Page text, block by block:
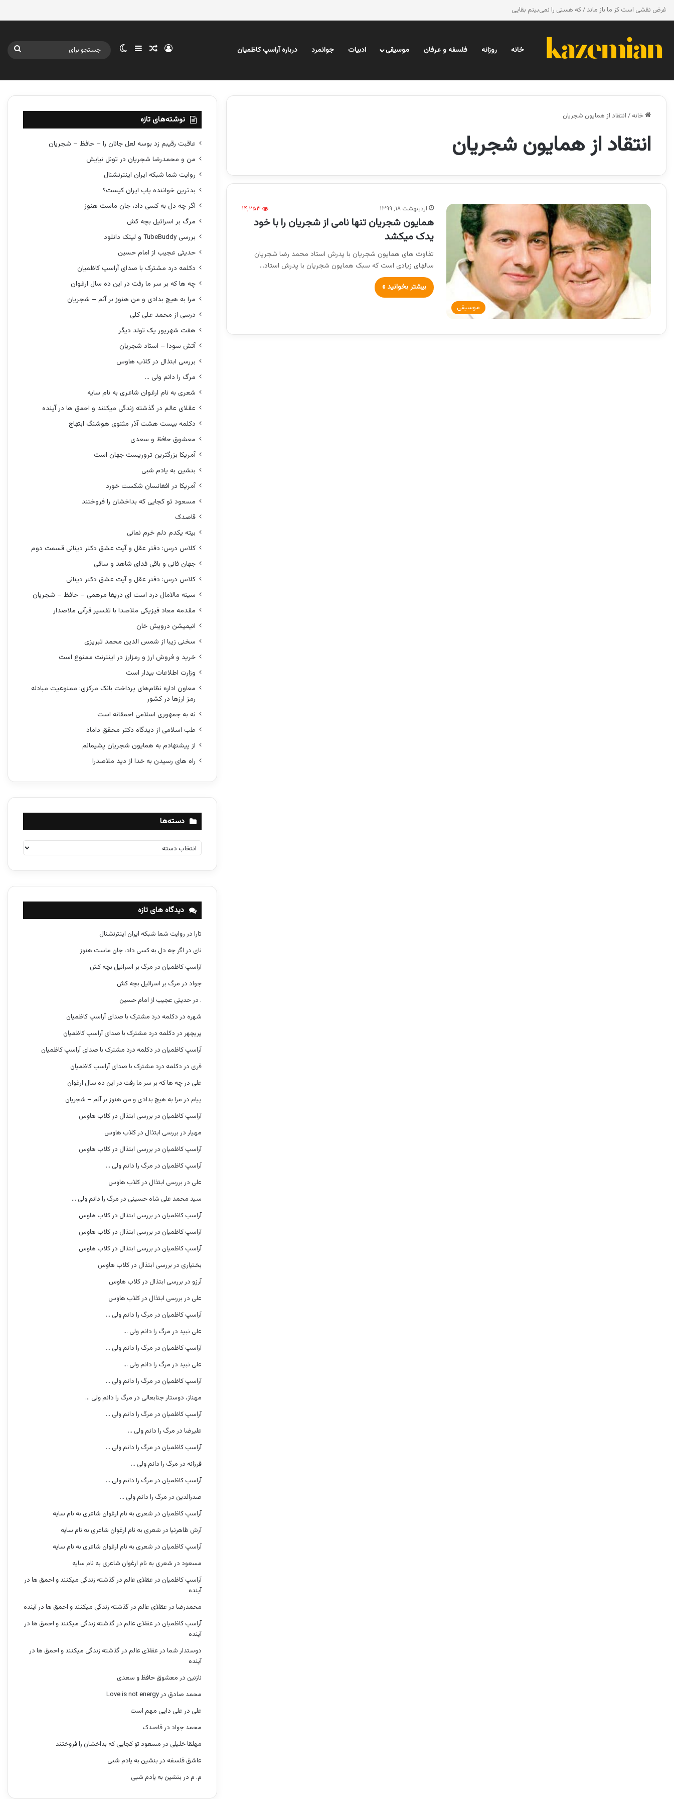
غرض نقشی است کز ما باز ماند / که هستی را نمی‌بینم بقایی
خانه روزانه فلسفه و عرفان موسیقی ادبیات جوانمرد درباره آراسپ کاظمیان ورود نوشته تصادفی
سایدبار تغییر پوسته
خانه / انتقاد از همایون شجریان
انتقاد از همایون شجریان
موسیقی
اردیبهشت ۱۸, ۱۳۹۹ ۱۴,۲۵۳
همایون شجریان تنها نامی از شجریان را با خود
یدک میکشد
تفاوت های همایون شجریان با پدرش استاد محمد رضا شجریان
سالهای زیادی است که سبک همایون شجریان با پدرش استاد…
بیشتر بخوانید »
نوشته‌های تازه
عاقبت رقیبم زد بوسه لعل جانان را – حافظ – شجریان
من و محمدرضا شجریان در تونل نیایش
روایت شما شبکه ایران اینترنشنال
بدترین خواننده پاپ ایران کیست؟
اگر چه دل به کسی داد، جان ماست هنوز
مرگ بر اسرائیل بچه کش
بررسی TubeBuddy و لینک دانلود
حدیثی عجیب از امام حسین
دکلمه درد مشترک با صدای آراسپ کاظمیان
چه ها که بر سر ما رفت در این ده سال ارغوان
مرا به هیچ بدادی و من هنوز بر آنم – شجریان
درسی از محمد علی کلی
هفت شهریور یک تولد دیگر
آتش سودا – استاد شجریان
بررسی ابتذال در کلاب هاوس
مرگ را دانم ولی …
شعری به نام ارغوان شاعری به نام سایه
عقلای عالم در گذشته زندگی میکنند و احمق ها در آینده
دکلمه بیست هشت آذر مثنوی هوشنگ ابتهاج
معشوق حافظ و سعدی
آمریکا بزرگترین تروریست جهان است
بنشین به یادم شبی
آمریکا در افغانسان شکست خورد
مسعود تو کجایی که بداخشان را فروختند
قاصدک
بیته یکدم دلم خرم نمانی
کلاس درس: دفتر عقل و آیت عشق دکتر دینانی قسمت دوم
جهان فانی و باقی فدای شاهد و ساقی
کلاس درس: دفتر عقل و آیت عشق دکتر دینانی
سینه مالامال درد است ای دریغا مرهمی – حافظ – شجریان
مقدمه معاد فیزیکی ملاصدا با تفسیر قرآنی ملاصدار
انیمیشن درویش خان
سخنی زیبا از شمس الدین محمد تبریزی
خرید و فروش ارز و رمزارز در اینترنت ممنوع است
وزارت اطلاعات بیدار است
معاون اداره نظام‌های پرداخت بانک مرکزی: ممنوعیت مبادله
رمز ارزها در کشور
نه به جمهوری اسلامی احمقانه است
طب اسلامی از دیدگاه دکتر محقق داماد
از پیشنهادم به همایون شجریان پشیمانم
راه های رسیدن به خدا از دید ملاصدرا
دسته‌ها
س
ه
دیدگاه های تازه
تارا در روایت شما شبکه ایران اینترنشنال
نای در اگر چه دل به کسی داد، جان ماست هنوز
آراسپ کاظمیان در مرگ بر اسرائیل بچه کش
جواد در مرگ بر اسرائیل بچه کش
. درحدیثی عجیب از امام حسین
شهره در دکلمه درد مشترک با صدای آراسپ کاظمیان
پریچهر در دکلمه درد مشترک با صدای آراسپ کاظمیان
آراسپ کاظمیان در دکلمه درد مشترک با صدای آراسپ کاظمیان
فری در دکلمه درد مشترک با صدای آراسپ کاظمیان
علی درچه ها که بر سر ما رفت در این ده سال ارغوان
پیام در مرا به هیچ بدادی و من هنوز بر آنم – شجریان
آراسپ کاظمیان در بررسی ابتذال در کلاب هاوس
مهیار در بررسی ابتذال در کلاب هاوس
آراسپ کاظمیان در بررسی ابتذال در کلاب هاوس
آراسپ کاظمیان در مرگ را دانم ولی …
علی در بررسی ابتذال در کلاب هاوس
سید محمد علی شاه حسینی در مرگ را دانم ولی …
آراسپ کاظمیان در بررسی ابتذال در کلاب هاوس
آراسپ کاظمیان در بررسی ابتذال در کلاب هاوس
آراسپ کاظمیان در بررسی ابتذال در کلاب هاوس
بختیاری در بررسی ابتذال در کلاب هاوس
آرزو در بررسی ابتذال در کلاب هاوس
علی در بررسی ابتذال در کلاب هاوس
آراسپ کاظمیان در مرگ را دانم ولی …
علی نبید در مرگ را دانم ولی …
آراسپ کاظمیان در مرگ را دانم ولی …
علی نبید در مرگ را دانم ولی …
آراسپ کاظمیان در مرگ را دانم ولی …
مهناز، دوستار جنابعالی در مرگ را دانم ولی …
آراسپ کاظمیان در مرگ را دانم ولی …
علیرضا در مرگ را دانم ولی …
آراسپ کاظمیان در مرگ را دانم ولی …
فرزانه در مرگ را دانم ولی …
آراسپ کاظمیان در مرگ را دانم ولی …
صدرالدین در مرگ را دانم ولی …
آراسپ کاظمیان در شعری به نام ارغوان شاعری به نام سایه
آرش ظاهرنیا در شعری به نام ارغوان شاعری به نام سایه
آراسپ کاظمیان در شعری به نام ارغوان شاعری به نام سایه
مسعود در شعری به نام ارغوان شاعری به نام سایه
آراسپ کاظمیان در عقلای عالم در گذشته زندگی میکنند و احمق ها در
آینده
محمدرضا در عقلای عالم در گذشته زندگی میکنند و احمق ها در آینده
آراسپ کاظمیان در عقلای عالم در گذشته زندگی میکنند و احمق ها در
آینده
دوستدار شما در عقلای عالم در گذشته زندگی میکنند و احمق ها در
آینده
نازنین در معشوق حافظ و سعدی
محمد صادق درLove is not energy
علی در علی دایی مهم است
محمد جواد درقاصدک
مهلقا خلیلی در مسعود تو کجایی که بداخشان را فروختند
عاشق فلسفه در بنشین به یادم شبی
م. م در بنشین به یادم شبی